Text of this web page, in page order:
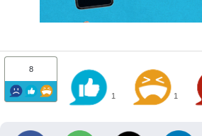
8
1 1